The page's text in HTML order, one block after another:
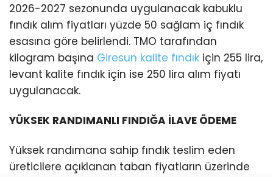
2026-2027 sezonunda uygulanacak kabuklu
fındık alım fiyatları yüzde 50 sağlam iç fındık
esasına göre belirlendi. TMO tarafından
kilogram başına Giresun kalite fındık için 255 lira,
levant kalite fındık için ise 250 lira alım fiyatı
uygulanacak.
YÜKSEK RANDIMANLI FINDIĞA İLAVE ÖDEME
Yüksek randımana sahip fındık teslim eden
üreticilere açıklanan taban fiyatların üzerinde